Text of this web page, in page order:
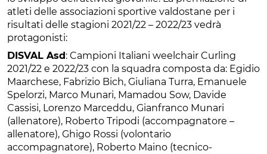
atleti delle associazioni sportive valdostane per i
risultati delle stagioni 2021/22 – 2022/23 vedrà
protagonisti:
DISVAL Asd: Campioni Italiani weelchair Curling
2021/22 e 2022/23 con la squadra composta da: Egidio
Maarchese, Fabrizio Bich, Giuliana Turra, Emanuele
Spelorzi, Marco Munari, Mamadou Sow, Davide
Cassisi, Lorenzo Marceddu, Gianfranco Munari
(allenatore), Roberto Tripodi (accompagnatore –
allenatore), Ghigo Rossi (volontario
accompagnatore), Roberto Maino (tecnico-